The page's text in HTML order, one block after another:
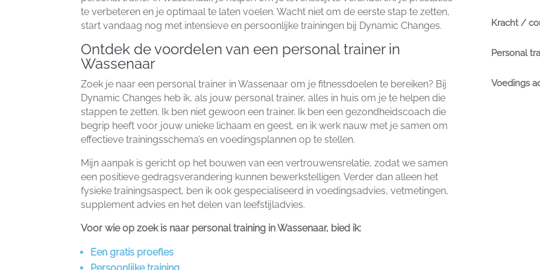
te verbeteren en je optimaal te laten voelen.​ Wacht niet om de eerste stap te zetten,
start vandaag nog met intensieve en persoonlijke trainingen bij Dynamic Changes.​
Ontdek de voordelen van een personal trainer in
Wassenaar
Zoek je naar een personal trainer in Wassenaar om je fitnessdoelen te bereiken? Bij
Dynamic Changes heb ik, als jouw personal trainer, alles in huis om je te helpen die
stappen te zetten.​ Ik ben niet gewoon een trainer.​ Ik ben een gezondheidscoach die
begrip heeft voor jouw unieke lichaam en geest, en ik werk nauw met je samen om
effectieve trainingsschema’s en voedingsplannen op te stellen.​
Mijn aanpak is gericht op het bouwen van een vertrouwensrelatie, zodat we samen
een positieve gedragsverandering kunnen bewerkstelligen.​ Verder dan alleen het
fysieke trainingsaspect, ben ik ook gespecialiseerd in voedingsadvies, vetmetingen,
supplement advies en het delen van leefstijladvies.​
Voor wie op zoek is naar personal training in Wassenaar, bied ik:
Een gratis proefles
Kracht /
Personal
Voedings